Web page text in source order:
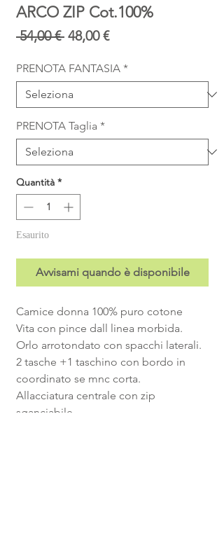
ARCO ZIP Cot.100%
54,00 € Prezzo
48,00 €Prezzo
PRENOTA FANTASIA *
PRENOTA Taglia *
Quantità *
Esaurito
Avvisami quando è disponibile
Camice donna 100% puro cotone
Vita con pince dall linea morbida.
Orlo arrotondato con spacchi laterali.
2 tasche +1 taschino con bordo in
coordinato se mnc corta.
Allacciatura centrale con zip
sganciabile.